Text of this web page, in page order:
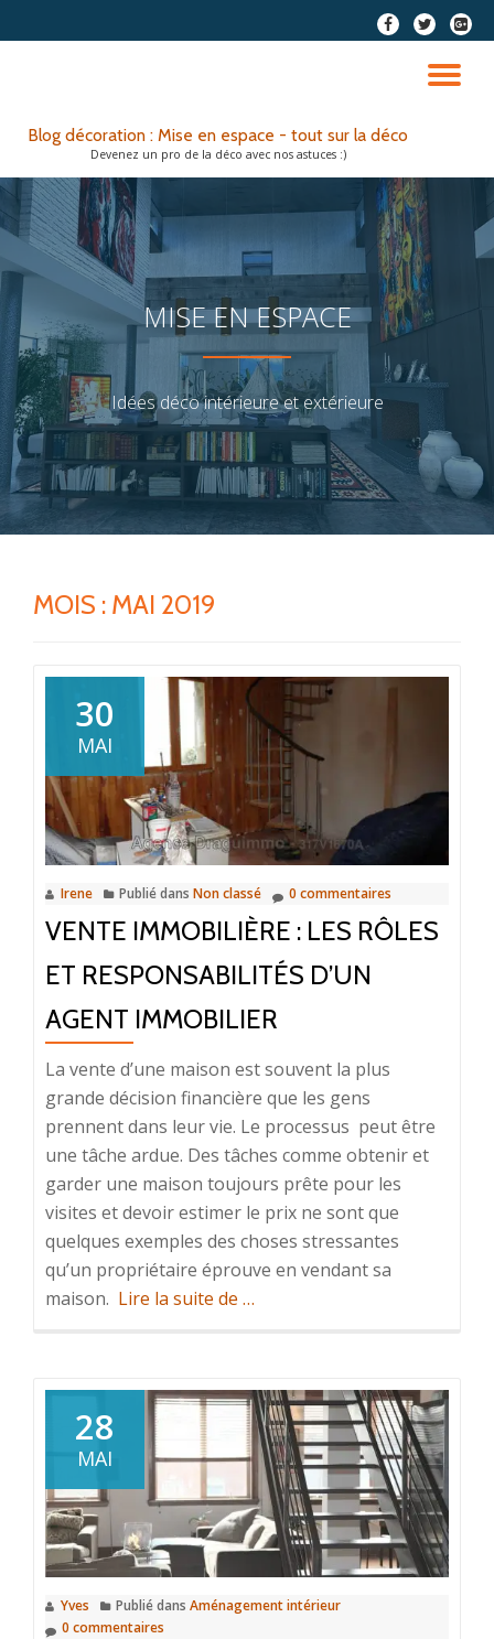
fa-
facebook
fa-
twitter
fa-
plus-
Blog décoration : Mise en espace - tout sur la déco
Devenez un pro de la déco avec nos astuces :)
MISE EN ESPACE
Idées déco intérieure et extérieure
MOIS : MAI 2019
30
MAI
Irene Publié dans Non classé 0 commentaires
VENTE IMMOBILIÈRE : LES RÔLES
ET RESPONSABILITÉS D’UN
AGENT IMMOBILIER
La vente d’une maison est souvent la plus
grande décision financière que les gens
prennent dans leur vie. Le processus peut être
une tâche ardue. Des tâches comme obtenir et
garder une maison toujours prête pour les
visites et devoir estimer le prix ne sont que
quelques exemples des choses stressantes
qu’un propriétaire éprouve en vendant sa
maison. Lire la suite de à
:
les
rôles
et
responsabilités
d’un
agent
immobilier
…
28
MAI
Yves Publié dans Aménagement intérieur
0 commentaires